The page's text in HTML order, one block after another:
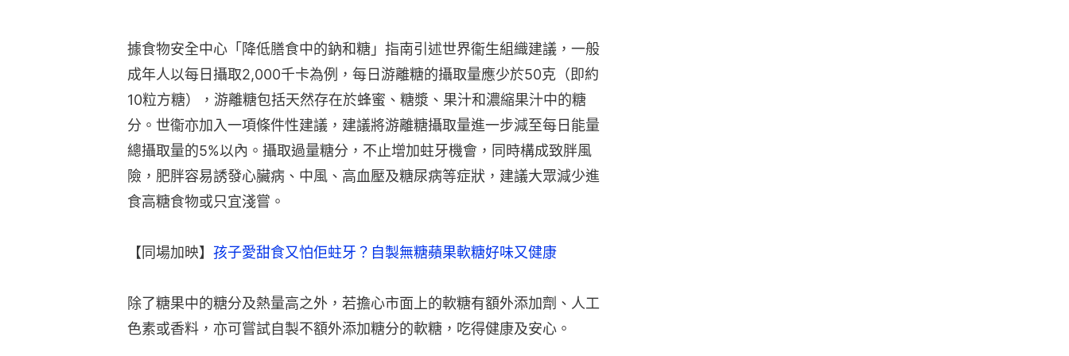
據食物安全中心「降低膳食中的鈉和糖」指南引述世界衞生組織建議，一般
成年人以每日攝取2,000千卡為例，每日游離糖的攝取量應少於50克（即約
10粒方糖），游離糖包括天然存在於蜂蜜、糖漿、果汁和濃縮果汁中的糖
分。世衞亦加入一項條件性建議，建議將游離糖攝取量進一步減至每日能量
總攝取量的5%以內。攝取過量糖分，不止增加蛀牙機會，同時構成致胖風
險，肥胖容易誘發心臟病、中風、高血壓及糖尿病等症狀，建議大眾減少進
食高糖食物或只宜淺嘗。
【同場加映】 孩子愛甜食又怕佢蛀牙？自製無糖蘋果軟糖好味又健康
除了糖果中的糖分及熱量高之外，若擔心市面上的軟糖有額外添加劑、人工
色素或香料，亦可嘗試自製不額外添加糖分的軟糖，吃得健康及安心。